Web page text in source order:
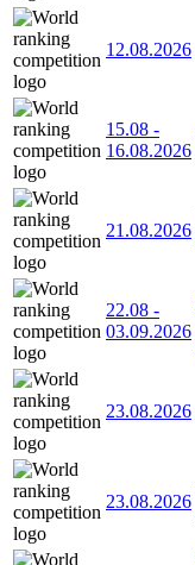
12.08.2026
15.08 -
16.08.2026
21.08.2026
22.08 -
03.09.2026
23.08.2026
23.08.2026